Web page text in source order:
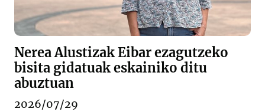
Nerea Alustizak Eibar ezagutzeko
bisita gidatuak eskainiko ditu
abuztuan
2026/07/29